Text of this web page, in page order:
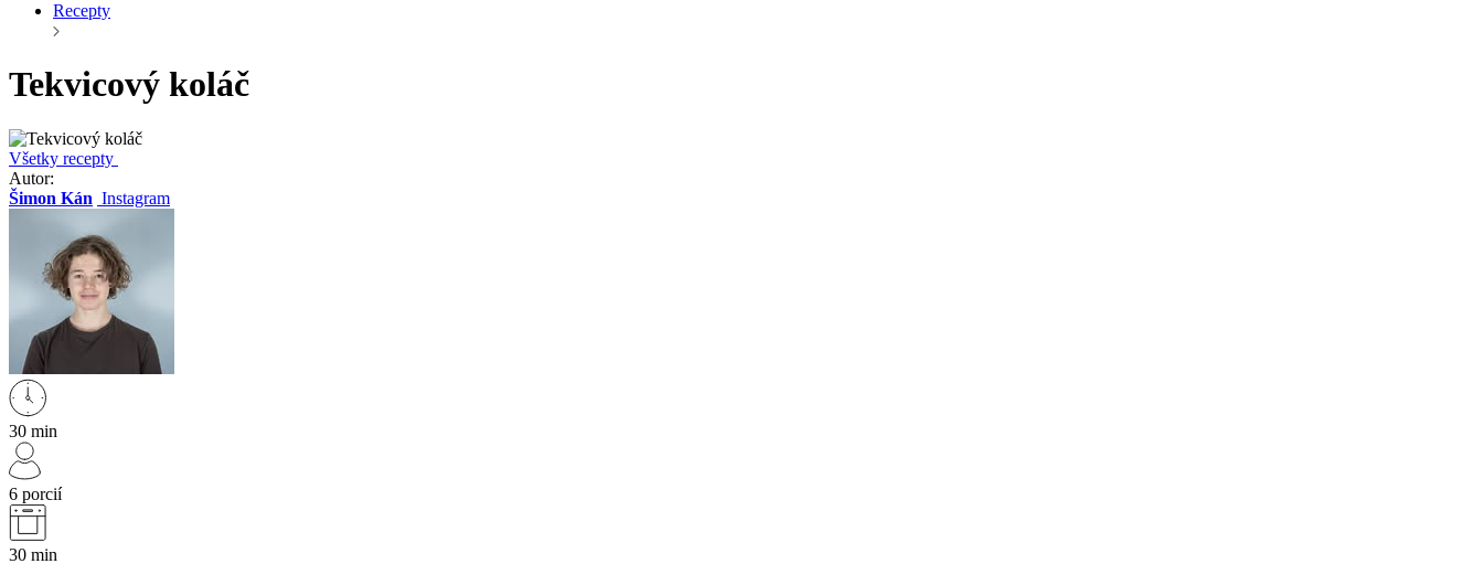
Recepty
Tekvicový koláč
Všetky recepty
Autor:
Šimon Kán Instagram
30 min
6 porcií
30 min